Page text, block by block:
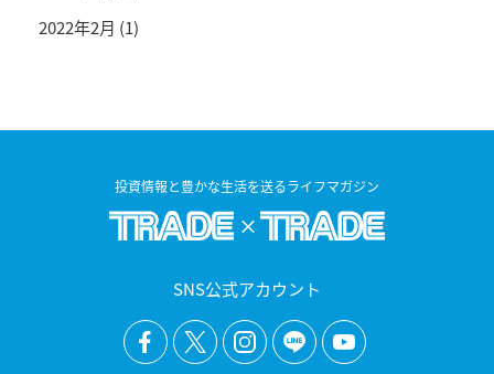
2022年2月 (1)
投資情報と豊かな生活を送るライフマガジン
SNS公式アカウント